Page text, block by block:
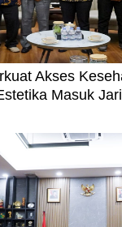
Akses
Masuk